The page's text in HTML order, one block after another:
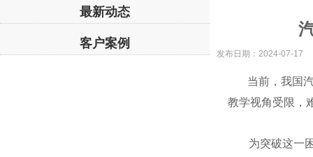
最新动态
客户案例
发布日期： 2024-07-17
当前，我国汽
教学视角受限，
为突破这一困